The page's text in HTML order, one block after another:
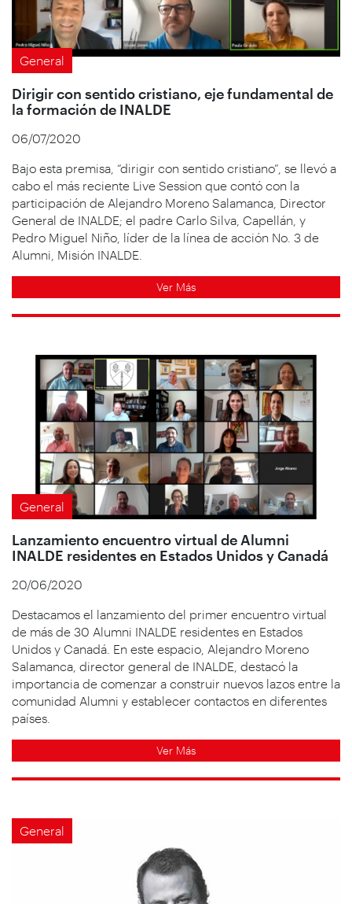
General
Dirigir con sentido cristiano, eje fundamental de
la formación de INALDE
06/07/2020
Bajo esta premisa, “dirigir con sentido cristiano”, se llevó a
cabo el más reciente Live Session que contó con la
participación de Alejandro Moreno Salamanca, Director
General de INALDE; el padre Carlo Silva, Capellán, y
Pedro Miguel Niño, líder de la línea de acción No. 3 de
Alumni, Misión INALDE.
Ver Más
General
Lanzamiento encuentro virtual de Alumni
INALDE residentes en Estados Unidos y Canadá
20/06/2020
Destacamos el lanzamiento del primer encuentro virtual
de más de 30 Alumni INALDE residentes en Estados
Unidos y Canadá. En este espacio, Alejandro Moreno
Salamanca, director general de INALDE, destacó la
importancia de comenzar a construir nuevos lazos entre la
comunidad Alumni y establecer contactos en diferentes
países.
Ver Más
General